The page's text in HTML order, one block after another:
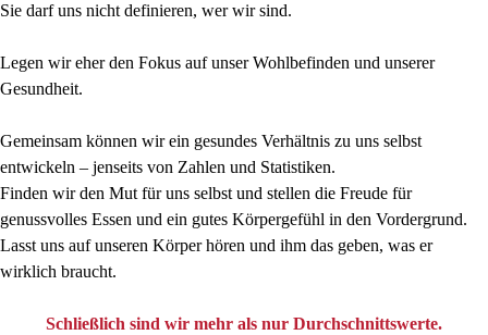
Sie darf uns nicht definieren, wer wir sind.
Legen wir eher den Fokus auf unser Wohlbefinden und unserer
Gesundheit.
Gemeinsam können wir ein gesundes Verhältnis zu uns selbst
entwickeln – jenseits von Zahlen und Statistiken.
Finden wir den Mut für uns selbst und stellen die Freude für
genussvolles Essen und ein gutes Körpergefühl in den Vordergrund.
Lasst uns auf unseren Körper hören und ihm das geben, was er
wirklich braucht.
Schließlich sind wir mehr als nur Durchschnittswerte.